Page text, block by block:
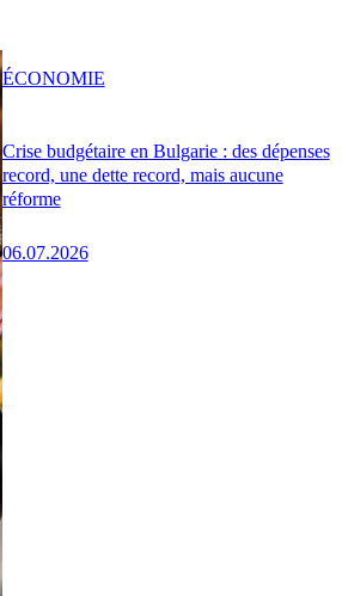
Crise budgétaire en Bulgarie : des dépenses
record, une dette record, mais aucune
réforme
06.07.2026
ÉCONOMIE